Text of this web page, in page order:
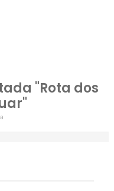
"Rota dos